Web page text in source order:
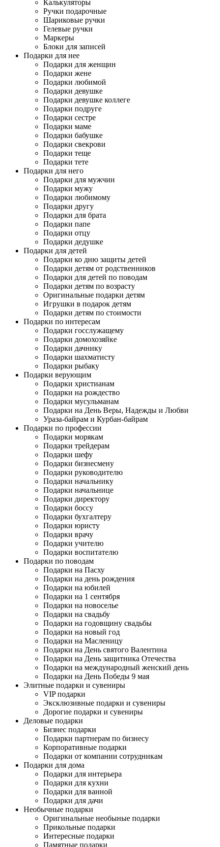
Калькуляторы
Ручки подарочные
Шариковые ручки
Гелевые ручки
Маркеры
Блоки для записей
Подарки для нее
Подарки для женщин
Подарки жене
Подарки любимой
Подарки девушке
Подарки девушке коллеге
Подарки подруге
Подарки сестре
Подарки маме
Подарки бабушке
Подарки свекрови
Подарки теще
Подарки тете
Подарки для него
Подарки для мужчин
Подарки мужу
Подарки любимому
Подарки другу
Подарки для брата
Подарки папе
Подарки отцу
Подарки дедушке
Подарки для детей
Подарки ко дню защиты детей
Подарки детям от родственников
Подарки для детей по поводам
Подарки детям по возрасту
Оригинальные подарки детям
Игрушки в подарок детям
Подарки детям по стоимости
Подарки по интересам
Подарки госслужащему
Подарки домохозяйке
Подарки дачнику
Подарки шахматисту
Подарки рыбаку
Подарки верующим
Подарки христианам
Подарки на рождество
Подарки мусульманам
Подарки на День Веры, Надежды и Любви
Ураза-байрам и Курбан-байрам
Подарки по профессии
Подарки морякам
Подарки трейдерам
Подарки шефу
Подарки бизнесмену
Подарки руководителю
Подарки начальнику
Подарки начальнице
Подарки директору
Подарки боссу
Подарки бухгалтеру
Подарки юристу
Подарки врачу
Подарки учителю
Подарки воспитателю
Подарки по поводам
Подарки на Пасху
Подарки на день рождения
Подарки на юбилей
Подарки на 1 сентября
Подарки на новоселье
Подарки на свадьбу
Подарки на годовщину свадьбы
Подарки на новый год
Подарки на Масленицу
Подарки на День святого Валентина
Подарки на День защитника Отечества
Подарки на международный женский день
Подарки на День Победы 9 мая
Элитные подарки и сувениры
VIP подарки
Эксклюзивные подарки и сувениры
Дорогие подарки и сувениры
Деловые подарки
Бизнес подарки
Подарки партнерам по бизнесу
Корпоративные подарки
Подарки от компании сотрудникам
Подарки для дома
Подарки для интерьера
Подарки для кухни
Подарки для ванной
Подарки для дачи
Необычные подарки
Оригинальные необыные подарки
Прикольные подарки
Интересные подарки
Памятные подарки